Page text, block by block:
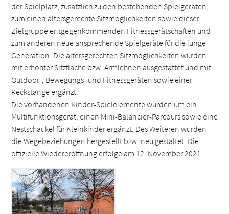
der Spielplatz, zusätzlich zu den bestehenden Spielgeräten,
zum einen altersgerechte Sitzmöglichkeiten sowie dieser
Zielgruppe entgegenkommenden Fitnessgerätschaften und
zum anderen neue ansprechende Spielgeräte für die junge
Generation. Die altersgerechten Sitzmöglichkeiten wurden
mit erhöhter Sitzfläche bzw. Armlehnen ausgestattet und mit
Outdoor-, Bewegungs- und Fitnessgeräten sowie einer
Reckstange ergänzt.
Die vorhandenen Kinder-Spielelemente wurden um ein
Multifunktionsgerät, einen Mini-Balancier-Parcours sowie eine
Nestschaukel für Kleinkinder ergänzt. Des Weiteren wurden
die Wegebeziehungen hergestellt bzw. neu gestaltet. Die
offizielle Wiedereröffnung erfolge am 12. November 2021.